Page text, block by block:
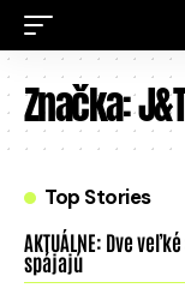
Značka:
Top Stories
AKTUÁLNE: Dve
spájajú